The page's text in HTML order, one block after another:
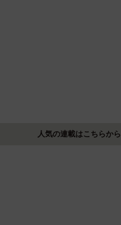
人気の連載はこちらから